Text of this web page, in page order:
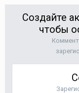
Создайте
чтобы